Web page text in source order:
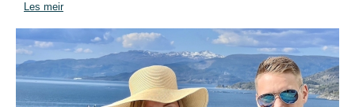
Les meir